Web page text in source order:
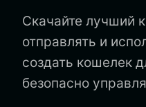
Скачайте лучший
отправлять и
создать кошелек
безопасно